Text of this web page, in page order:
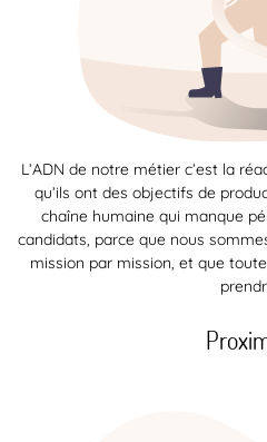
L’ADN de notre métier c’est la
qu’ils ont des objectifs de
chaîne humaine qui manque
candidats, parce que nous
mission par mission, et que